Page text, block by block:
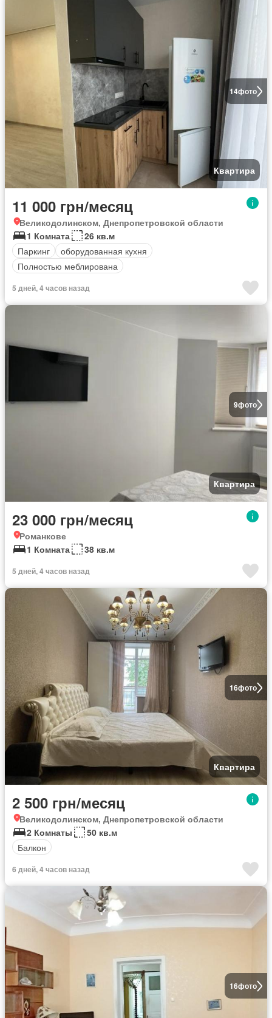
14фото
Квартира
11 000 грн/месяц
Великодолинском, Днепропетровской области
1 Комната
26 кв.м
Паркинг
оборудованная кухня
Полностью меблирована
5 дней, 4 часов назад
9фото
Квартира
23 000 грн/месяц
Романкове
1 Комната
38 кв.м
5 дней, 4 часов назад
16фото
Квартира
2 500 грн/месяц
Великодолинском, Днепропетровской области
2 Комнаты
50 кв.м
Балкон
6 дней, 4 часов назад
16фото